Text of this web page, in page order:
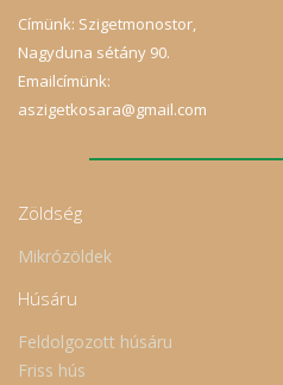
Címünk: Szigetmonostor,
Nagyduna sétány 90.
Emailcímünk:
aszigetkosara@gmail.com
Zöldség
Mikrózöldek
Húsáru
Feldolgozott húsáru
Friss hús